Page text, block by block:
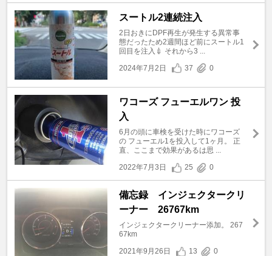
スートル2連続注入
2日おきにDPF再生が発生する異常事
態だったため2週間ほど前にスートル1
回目を注入💉 それから3 ...
2024年7月2日
37 0
ワコーズ フューエルワン 投
入
6月の頭に車検を受けた時にワコーズ
の フューエル1を投入して1ヶ月。 正
直、ここまで効果があるは思 ...
2022年7月3日
25 0
備忘録 インジェクタークリ
ーナー 26767km
インジェクタークリーナー添加。 267
67km
2021年9月26日
13 0